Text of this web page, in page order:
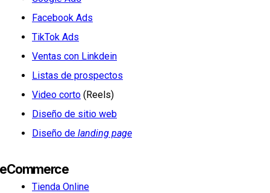
Facebook Ads
TikTok Ads
Ventas con Linkdein
Listas de prospectos
Video corto (Reels)
Diseño de sitio web
Diseño de landing page
eCommerce
Tienda Online